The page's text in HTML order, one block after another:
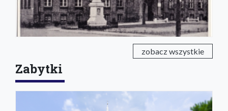
zobacz wszystkie
Zabytki